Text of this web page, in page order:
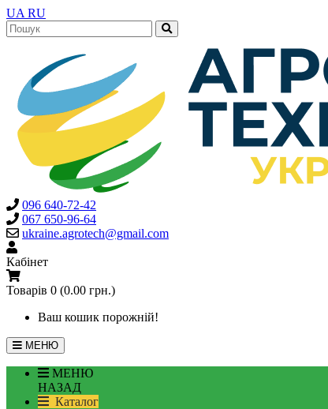
UA RU
096 640-72-42
067 650-96-64
ukraine.agrotech@gmail.com
Кабінет
Товарів 0 (0.00 грн.)
Ваш кошик порожній!
МЕНЮ
МЕНЮ
НАЗАД
Каталог